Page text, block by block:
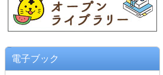
電子ブック